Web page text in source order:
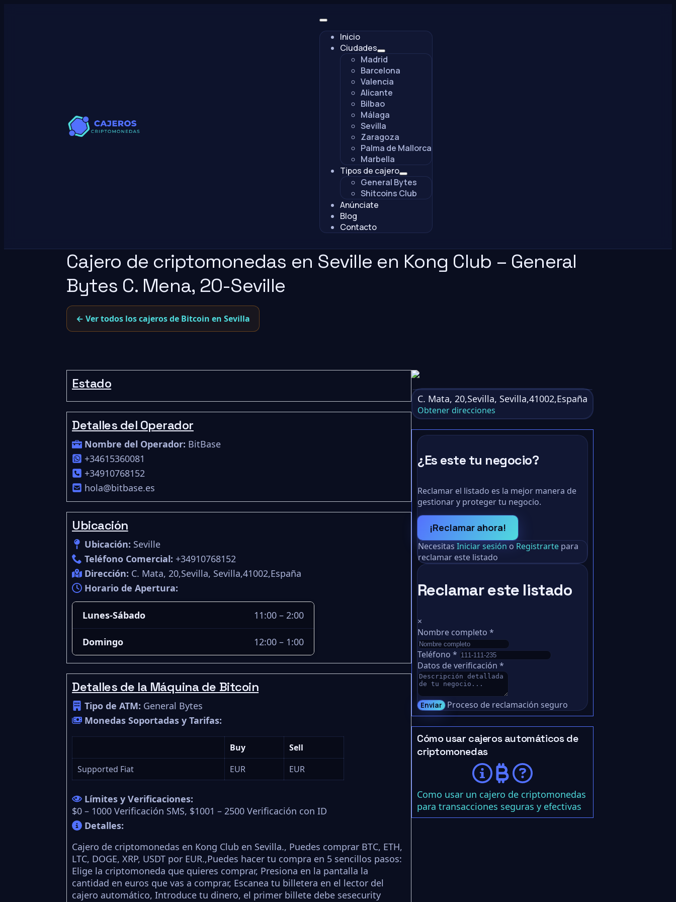
Inicio
Ciudades
Madrid
Barcelona
Valencia
Alicante
Bilbao
Málaga
Sevilla
Zaragoza
Palma de Mallorca
Marbella
Tipos de cajero
General Bytes
Shitcoins Club
Anúnciate
Blog
Contacto
Cajero de criptomonedas en Seville en Kong Club – General
Bytes C. Mena, 20-Seville
← Ver todos los cajeros de Bitcoin en Sevilla
Estado
Detalles del Operador
Nombre del Operador: BitBase
+34615360081
+34910768152
hola@bitbase.es
Ubicación
Ubicación: Seville
Teléfono Comercial: +34910768152
Dirección: C. Mata, 20,Sevilla, Sevilla,41002,España
Horario de Apertura:
Lunes-Sábado 11:00 – 2:00
Domingo 12:00 – 1:00
Detalles de la Máquina de Bitcoin
Tipo de ATM: General Bytes
Monedas Soportadas y Tarifas:
Buy
Sell
Supported Fiat
EUR EUR
Límites y Verificaciones:
$0 – 1000 Verificación SMS, $1001 – 2500 Verificación con ID
Detalles:
Cajero de criptomonedas en Kong Club en Sevilla., Puedes comprar BTC, ETH,
LTC, DOGE, XRP, USDT por EUR.,Puedes hacer tu compra en 5 sencillos pasos:
Elige la criptomoneda que quieres comprar, Presiona en la pantalla la
cantidad en euros que vas a comprar, Escanea tu billetera en el lector del
cajero automático, Introduce tu dinero, el primer billete debe sesecurity
C. Mata, 20,Sevilla, Sevilla,41002,España
Obtener direcciones
¿Es este tu negocio?
Reclamar el listado es la mejor manera de
gestionar y proteger tu negocio.
¡Reclamar ahora!
Necesitas Iniciar sesión o Registrarte para
reclamar este listado
Reclamar este listado
×
Nombre completo *
Teléfono *
Datos de verificación *
Enviar Proceso de reclamación seguro
Cómo usar cajeros automáticos de
criptomonedas
Como usar un cajero de criptomonedas
para transacciones seguras y efectivas